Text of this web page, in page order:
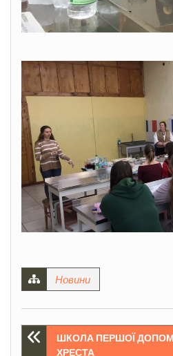
Новини
Навігація
ШКОЛА ПЕРШОЇ
ХРЕСТА